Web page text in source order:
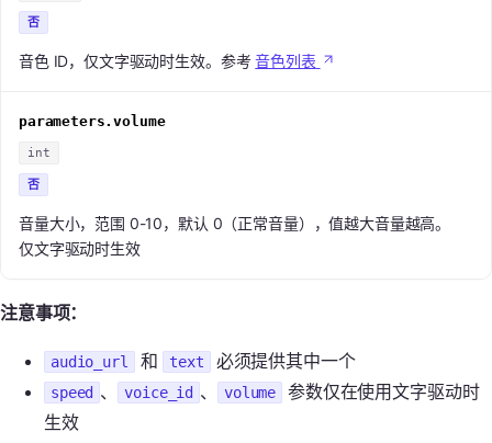
否
音色 ID，仅文字驱动时生效。参考音色列表
parameters.volume
int
否
音量大小，范围 0-10，默认 0（正常音量），值越大音量越高。
仅文字驱动时生效
注意事项：
audio_url 和 text 必须提供其中一个
speed 、 voice_id 、 volume
参数仅在使用文字驱动时
生效